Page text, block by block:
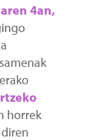
4an,
horrek